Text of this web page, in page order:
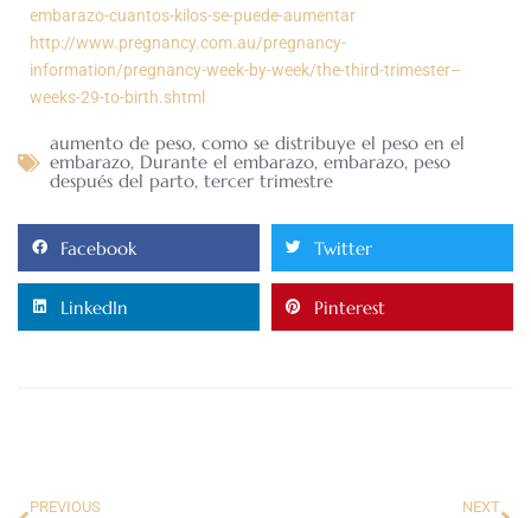
embarazo-cuantos-kilos-se-puede-aumentar
http://www.pregnancy.com.au/pregnancy-
information/pregnancy-week-by-week/the-third-trimester–
weeks-29-to-birth.shtml
aumento de peso, como se distribuye el peso en el
embarazo, Durante el embarazo, embarazo, peso
después del parto, tercer trimestre
Facebook Twitter
LinkedIn Pinterest
PREVIOUS NEXT